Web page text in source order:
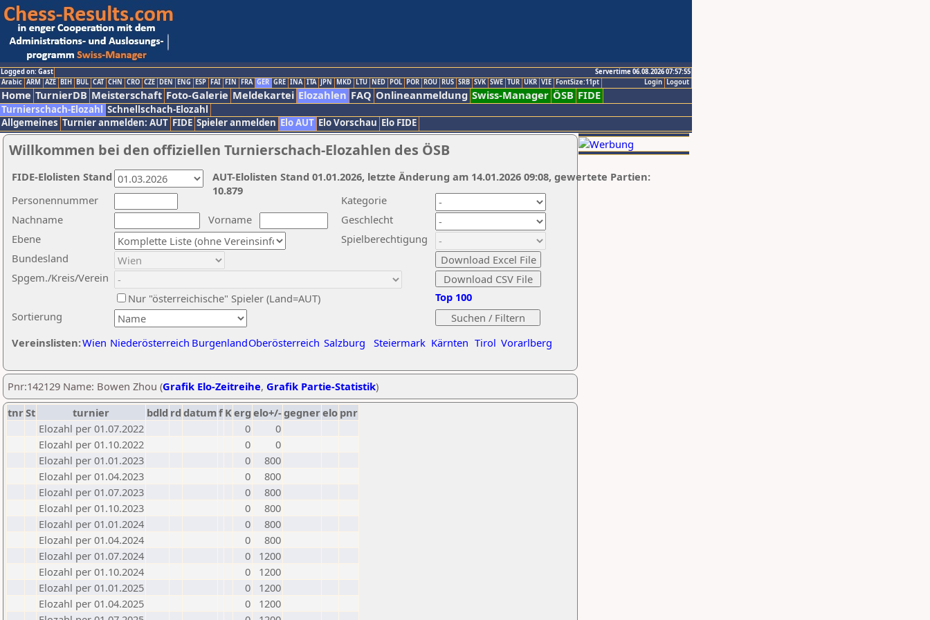
Logged on: Gast
Servertime 06.08.2026 07:57:55
Logout
Login
Arabic ARM AZE BIH BUL CAT CHN CRO CZE DEN ENG ESP FAI FIN FRA GER GRE INA ITA JPN MKD LTU NED POL POR ROU RUS SRB SVK SWE TUR UKR VIE FontSize:11pt
Home TurnierDB Meisterschaft Foto-Galerie Meldekartei Elozahlen FAQ Onlineanmeldung Swiss-Manager ÖSB FIDE
Turnierschach-Elozahl Schnellschach-Elozahl
Allgemeines Turnier anmelden: AUT FIDE Spieler anmelden Elo AUT Elo Vorschau Elo FIDE
Willkommen bei den offiziellen Turnierschach-Elozahlen des ÖSB
Nachname
Vorname
Ebene
Kategorie
Sortierung
Personennummer
Bundesland
Spgem./Kreis/Verein
Geschlecht
Nur "österreichische" Spieler (Land=AUT)
Spielberechtigung
Vereinslisten:Wien Niederösterreich BurgenlandOberösterreich Salzburg Steiermark Kärnten Tirol Vorarlberg
Top 100
AUT-Elolisten Stand 01.01.2026, letzte Änderung am 14.01.2026 09:08, gewertete Partien:
10.879
FIDE-Elolisten Stand
Pnr:142129 Name: Bowen Zhou (Grafik Elo-Zeitreihe, Grafik Partie-Statistik)
tnrSt turnier bdld rd datumf Kerg elo+/-gegnerelo pnr
Elozahl per 01.07.2022
0
0
Elozahl per 01.10.2022
0
0
Elozahl per 01.01.2023
0
800
Elozahl per 01.04.2023
0
800
Elozahl per 01.07.2023
0
800
Elozahl per 01.10.2023
0
800
Elozahl per 01.01.2024
0
800
Elozahl per 01.04.2024
0
800
Elozahl per 01.07.2024
0
1200
Elozahl per 01.10.2024
0
1200
Elozahl per 01.01.2025
0
1200
Elozahl per 01.04.2025
0
1200